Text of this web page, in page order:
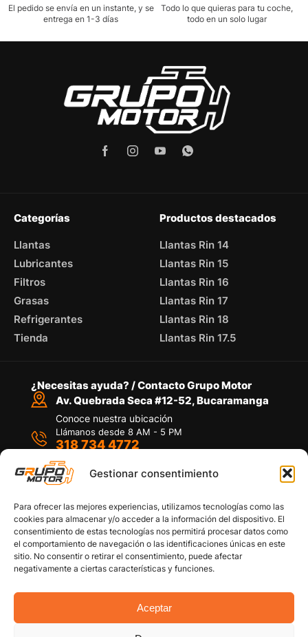
Gestionar consentimiento
Para ofrecer las mejores experiencias, utilizamos tecnologías como las
cookies para almacenar y/o acceder a la información del dispositivo. El
consentimiento de estas tecnologías nos permitirá procesar datos como
el comportamiento de navegación o las identificaciones únicas en este
sitio. No consentir o retirar el consentimiento, puede afectar
negativamente a ciertas características y funciones.
Aceptar
El pedido se envía en un instante, y se
entrega en 1-3 días
Todo lo que quieras para tu coche,
todo en un solo lugar
Categorías
Llantas
Lubricantes
Filtros
Grasas
Refrigerantes
Tienda
Productos destacados
Llantas Rin 14
Llantas Rin 15
Llantas Rin 16
Llantas Rin 17
Llantas Rin 18
Llantas Rin 17.5
¿Necesitas ayuda? / Contacto Grupo Motor
Av. Quebrada Seca #12-52, Bucaramanga
Conoce nuestra ubicación
Llámanos desde 8 AM - 5 PM
318 734 4772
Por medio de WhatsApp
Políticas de privacidad
Política de devoluciones y/o reembolsos
Términos y Condiciones